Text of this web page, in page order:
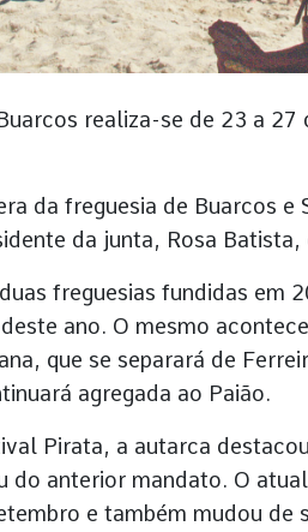
realiza-se de 23 a
da freguesia de Buarcos
da junta, Rosa
freguesias fundidas em
ano. O mesmo
que se separará de
agregada ao Paião.
Pirata, a autarca
do anterior mandato. O
e também mudou